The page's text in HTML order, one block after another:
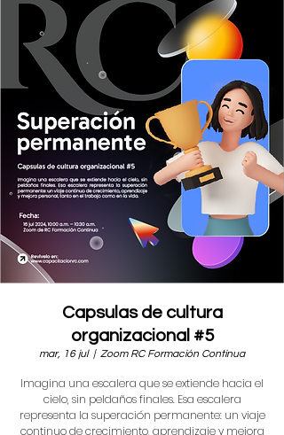
Capsulas de cultura
organizacional #5
mar, 16 jul
  |
Zoom RC Formación Continua
Imagina una escalera que se extiende hacia el
cielo, sin peldaños finales. Esa escalera
representa la superación permanente: un viaje
continuo de crecimiento, aprendizaje y mejora